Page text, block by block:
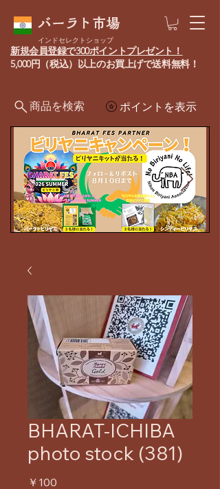
バーラト市場
ポイントを表示
新規会員登録で300ポイントプレゼント！
5,000円（税込）以上のお買上げで送料無料！
インドセレクトショップ
商品を検索
BHARAT-ICHIBA
photo stock (381)
￥100